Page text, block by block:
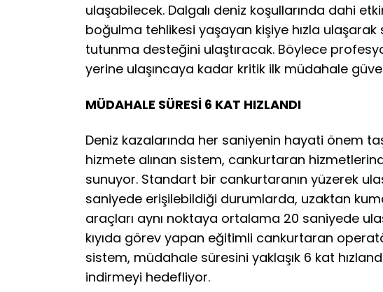
ulaşabilecek. Dalgalı deniz koşullarında dahi
boğulma tehlikesi yaşayan kişiye hızla ulaşarak
tutunma desteğini ulaştıracak. Böylece
yerine ulaşıncaya kadar kritik ilk müdahale
MÜDAHALE SÜRESİ 6 KAT HIZLANDI
Deniz kazalarında her saniyenin hayati önem
hizmete alınan sistem, cankurtaran
sunuyor. Standart bir cankurtaranın yüzerek
saniyede erişilebildiği durumlarda, uzaktan
araçları aynı noktaya ortalama 20 saniyede
kıyıda görev yapan eğitimli cankurtaran
sistem, müdahale süresini yaklaşık 6 kat
indirmeyi hedefliyor.